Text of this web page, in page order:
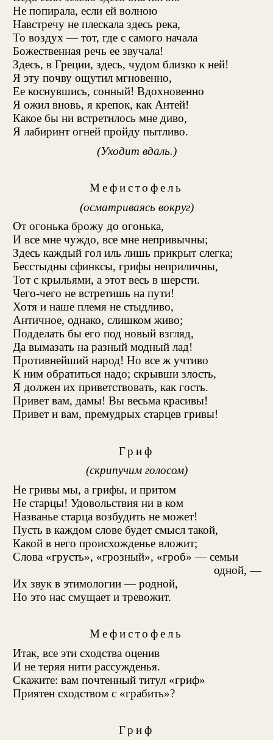
Не попирала, если ей волною
Навстречу не плескала здесь река,
То воздух — тот, где с самого начала
Божественная речь ее звучала!
Здесь, в Греции, здесь, чудом близко к ней!
Я эту почву ощутил мгновенно,
Ее коснувшись, сонный! Вдохновенно
Я ожил вновь, я крепок, как Антей!
Какое бы ни встретилось мне диво,
Я лабиринт огней пройду пытливо.
(Уходит вдаль.)
Мефистофель
(осматриваясь вокруг)
От огонька брожу до огонька,
И все мне чуждо, все мне непривычны;
Здесь каждый гол иль лишь прикрыт слегка;
Бесстыдны сфинксы, грифы неприличны,
Тот с крыльями, а этот весь в шерсти.
Чего-чего не встретишь на пути!
Хотя и наше племя не стыдливо,
Античное, однако, слишком живо;
Подделать бы его под новый взгляд,
Да вымазать на разный модный лад!
Противнейший народ! Но все ж учтиво
К ним обратиться надо; скрывши злость,
Я должен их приветствовать, как гость.
Привет вам, дамы! Вы весьма красивы!
Привет и вам, премудрых старцев гривы!
Гриф
(скрипучим голосом)
Не гривы мы, а грифы, и притом
Не старцы! Удовольствия ни в ком
Названье старца возбудить не может!
Пусть в каждом слове будет смысл такой,
Какой в него происхожденье вложит;
Слова «грусть», «грозный», «гроб» — семьи
одной, —
Их звук в этимологии — родной,
Но это нас смущает и тревожит.
Мефистофель
Итак, все эти сходства оценив
И не теряя нити рассужденья.
Скажите: вам почтенный титул «гриф»
Приятен сходством с «грабить»?
Гриф